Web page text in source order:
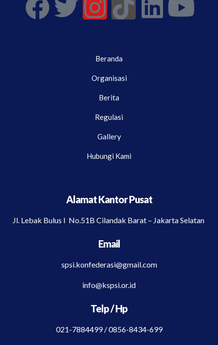
Beranda
Organisasi
Berita
Regulasi
Gallery
Hubungi Kami
Alamat Kantor Pusat
Jl. Lebak Bulus I No.51B Cilandak Barat – Jakarta Selatan
Email
spsi.konfederasi@gmail.com
info@kspsi.or.id
Telp / Hp
021-7884499 / 0856-8434-699